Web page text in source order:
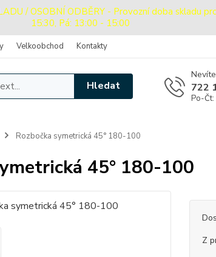
/ OSOBNÍ ODBĚRY - Provozní doba skladu
15:30, Pá: 13:00 - 15:00
Velkoobchod Kontakty
Hledat 722
Po-
Rozbočka symetrická 45° 180-100
45° 180-100
Z